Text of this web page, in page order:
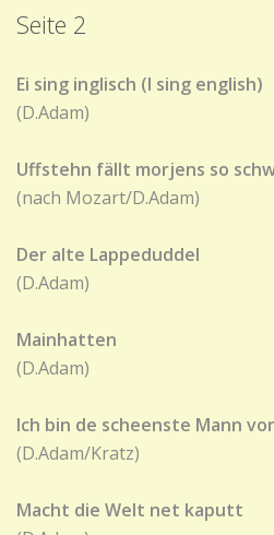
Seite 2
Ei sing inglisch (I sing english)
(D.Adam)
Uffstehn fällt morjens so
(nach Mozart/D.Adam)
Der alte Lappeduddel
(D.Adam)
Mainhatten
(D.Adam)
Ich bin de scheenste Mann
(D.Adam/Kratz)
Macht die Welt net kaputt